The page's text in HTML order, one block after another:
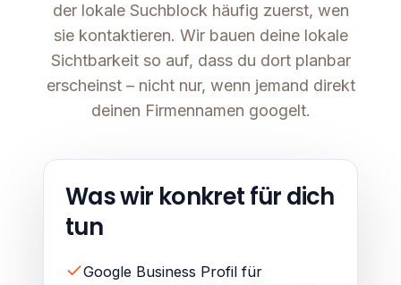
der lokale Suchblock häufig zuerst, wen
sie kontaktieren. Wir bauen deine lokale
Sichtbarkeit so auf, dass du dort planbar
erscheinst – nicht nur, wenn jemand direkt
deinen Firmennamen googelt.
Was wir konkret für dich
tun
Google Business Profil für